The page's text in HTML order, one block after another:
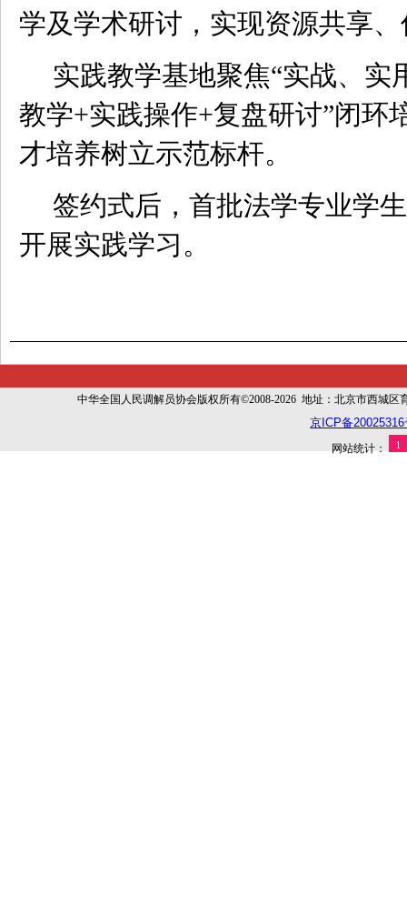
学及学术研讨，实现资源共享
实践教学基地聚焦“实战、实
教学+实践操作+复盘研讨”闭环
才培养树立示范标杆。
签约式后，首批法学专业学
开展实践学习。
中华全国人民调解员协会版权所有©2008-2026 地址：北京市西城
京ICP备20025316
网站统计：